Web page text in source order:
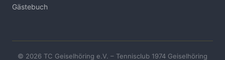
Gästebuch
© 2026 TC Geiselhöring e.V. – Tennisclub 1974 Geiselhöring